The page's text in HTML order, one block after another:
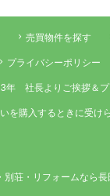
売買物件を探す
プライバシーポリシー
年 社長よりご挨拶＆
を購入するときに受け
荘・リフォームなら